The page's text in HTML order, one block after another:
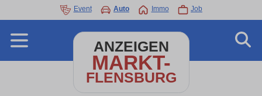
Event Auto Immo Job
ANZEIGEN
MARKT-
FLENSBURG